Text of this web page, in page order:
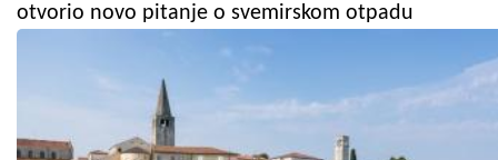
otvorio novo pitanje o svemirskom otpadu